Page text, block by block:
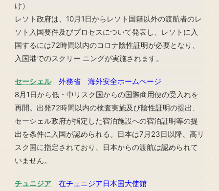
け）
レソト政府は、10月1日からレソト国籍以外の渡航者のレ
ソト入国要件及びプロセスについて発表し、レソトに入
国するには72時間以内のコロナ陰性証明が必要となり、
入国港でのスクリー ニングが実施されます。
セーシェル
外務省 海外安全ホームページ
8月1日から低・中リスク国からの国際商用便の受入れを
再開。出発72時間以内の検査実施及び陰性証明の提出、
セーシェル政府が指定した宿泊施設への宿泊証明等の提
出を条件に入国が認められる。日本は7月23日以降、高リ
スク国に指定されており、日本からの渡航は認められて
いません。
チュニジア
在チュニジア日本国大使館